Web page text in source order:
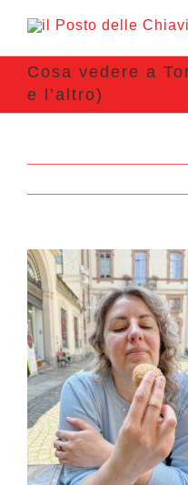
Cosa vedere a
e l’altro)